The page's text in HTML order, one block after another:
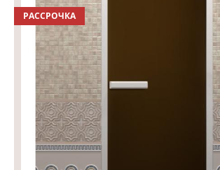
РАССРОЧКА